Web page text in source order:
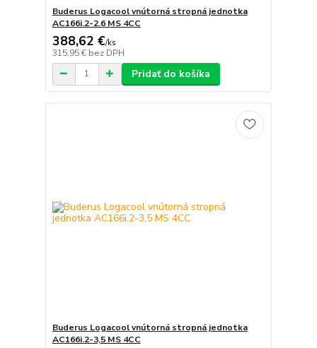
Buderus Logacool vnútorná stropná jednotka
AC166i.2-2.6 MS 4CC
388,62 €/ks
315,95 € bez DPH
Pridať do košíka
Buderus Logacool vnútorná stropná jednotka
AC166i.2-3,5 MS 4CC